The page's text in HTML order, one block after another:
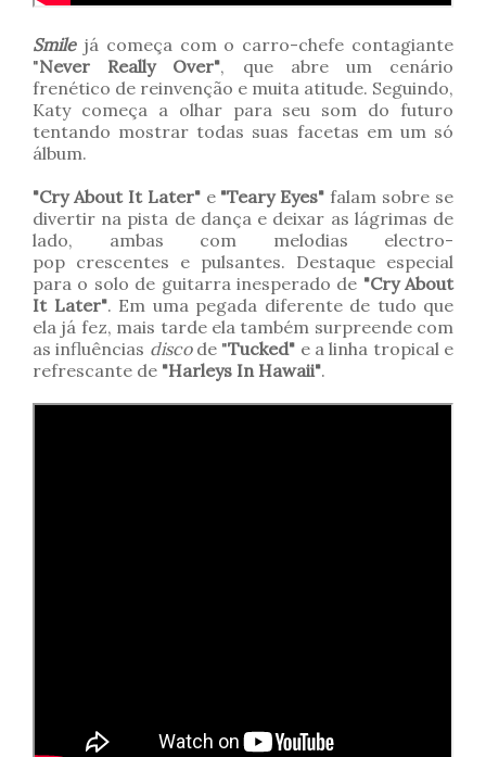
Smile já começa com o carro-chefe contagiante
"Never Really Over", que abre um cenário
frenético de reinvenção e muita atitude. Seguindo,
Katy começa a olhar para seu som do futuro
tentando mostrar todas suas facetas em um só
álbum.
"Cry About It Later"e "Teary Eyes" falam sobre se
divertir na pista de dança e deixar as lágrimas de
lado, ambas com melodias electro-
pop crescentes e pulsantes. Destaque especial
para o solo de guitarra inesperado de "Cry About
It Later". Em uma pegada diferente de tudo que
ela já fez, mais tarde ela também surpreende com
as influências discode "Tucked" e a linha tropical e
refrescante de "Harleys In Hawaii".